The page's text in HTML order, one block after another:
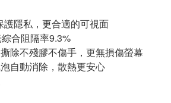
護隱私，更合適的可視面
合阻隔率9.3%
除不殘膠不傷手，更無損傷螢幕
自動消除，散熱更安心